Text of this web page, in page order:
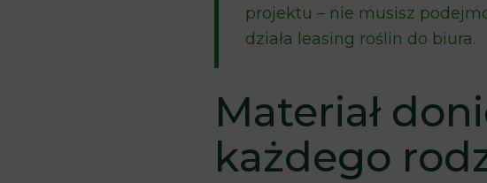
projektu – nie musisz
działa leasing roślin do biura.
Materiał
każdego